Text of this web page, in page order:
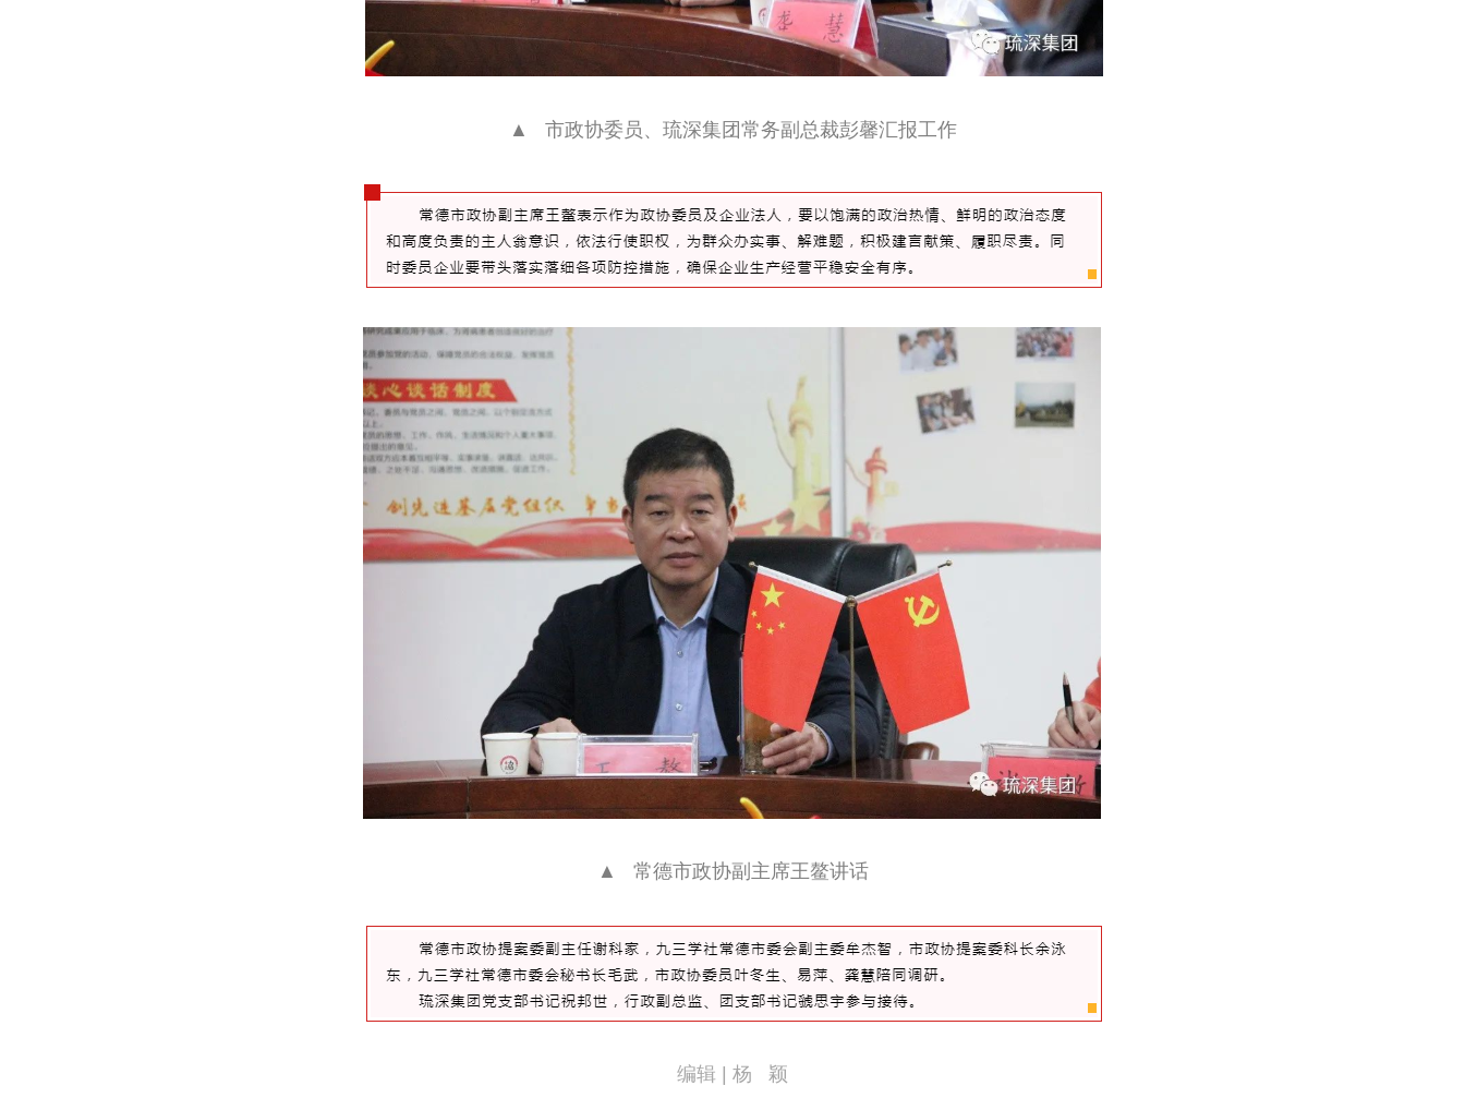
▲   市政协委员、琉深集团常务副总裁彭馨汇报工作
▲   常德市政协副主席王鳌讲话
编辑 | 杨   颖